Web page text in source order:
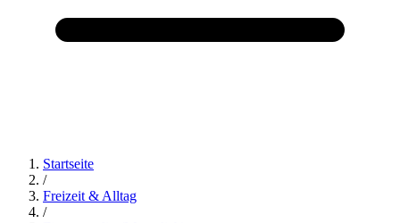
Startseite
/
Freizeit & Alltag
/